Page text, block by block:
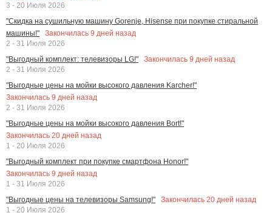
3 - 20 Июля 2026
"Скидка на сушильную машину Gorenje, Hisense при покупке стиральной
машины!"
Закончилась 9 дней назад
2 - 31 Июля 2026
"Выгодный комплект: телевизоры LG!"
Закончилась 9 дней назад
2 - 31 Июля 2026
"Выгодные цены на мойки высокого давления Karcher!"
Закончилась 9 дней назад
2 - 31 Июля 2026
"Выгодные цены на мойки высокого давления Bort!"
Закончилась 20 дней назад
1 - 20 Июля 2026
"Выгодный комплект при покупке смартфона Honor!"
Закончилась 9 дней назад
1 - 31 Июля 2026
"Выгодные цены на телевизоры Samsung!"
Закончилась 20 дней назад
1 - 20 Июля 2026